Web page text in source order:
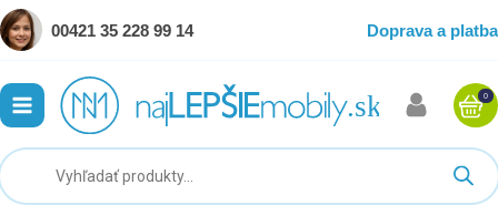
00421 35 228 99 14 Doprava a platba
0